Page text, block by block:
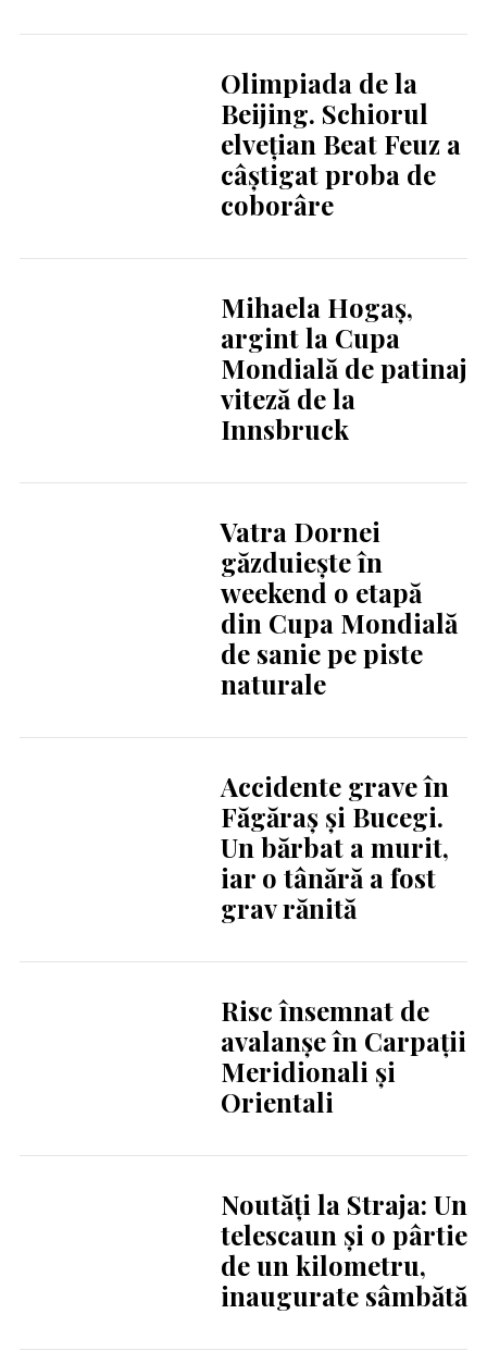
Olimpiada de la
Beijing. Schiorul
elveţian Beat Feuz a
câștigat proba de
coborâre
Mihaela Hogaș,
argint la Cupa
Mondială de patinaj
viteză de la
Innsbruck
Vatra Dornei
găzduiește în
weekend o etapă
din Cupa Mondială
de sanie pe piste
naturale
Accidente grave în
Făgăraș și Bucegi.
Un bărbat a murit,
iar o tânără a fost
grav rănită
Risc însemnat de
avalanșe în Carpații
Meridionali și
Orientali
Noutăți la Straja: Un
telescaun și o pârtie
de un kilometru,
inaugurate sâmbătă